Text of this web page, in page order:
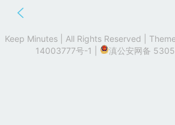
Keep Minutes | All Rights Reserved |
14003777号-1
滇公安网备